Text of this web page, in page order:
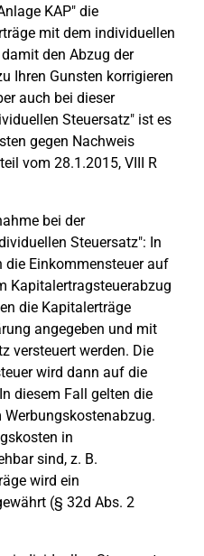
KAP" die
mit dem individuellen
den Abzug der
Ihren Gunsten korrigieren
auch bei dieser
Steuersatz" ist es
gegen Nachweis
vom 28.1.2015, VIII R
bei der
Steuersatz": In
Einkommensteuer auf
Kapitalertragsteuerabzug
die Kapitalerträge
angegeben und mit
versteuert werden. Die
wird dann auf die
diesem Fall gelten die
in
sind, z. B.
wird ein
(§ 32d Abs. 2